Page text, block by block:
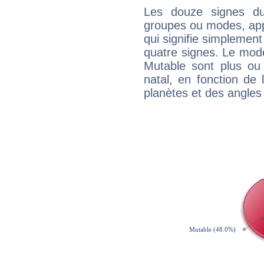
Les douze signes
groupes ou modes,
qui signifie
quatre signes. Le
Mutable sont plus
natal, en fonction de
planètes et des